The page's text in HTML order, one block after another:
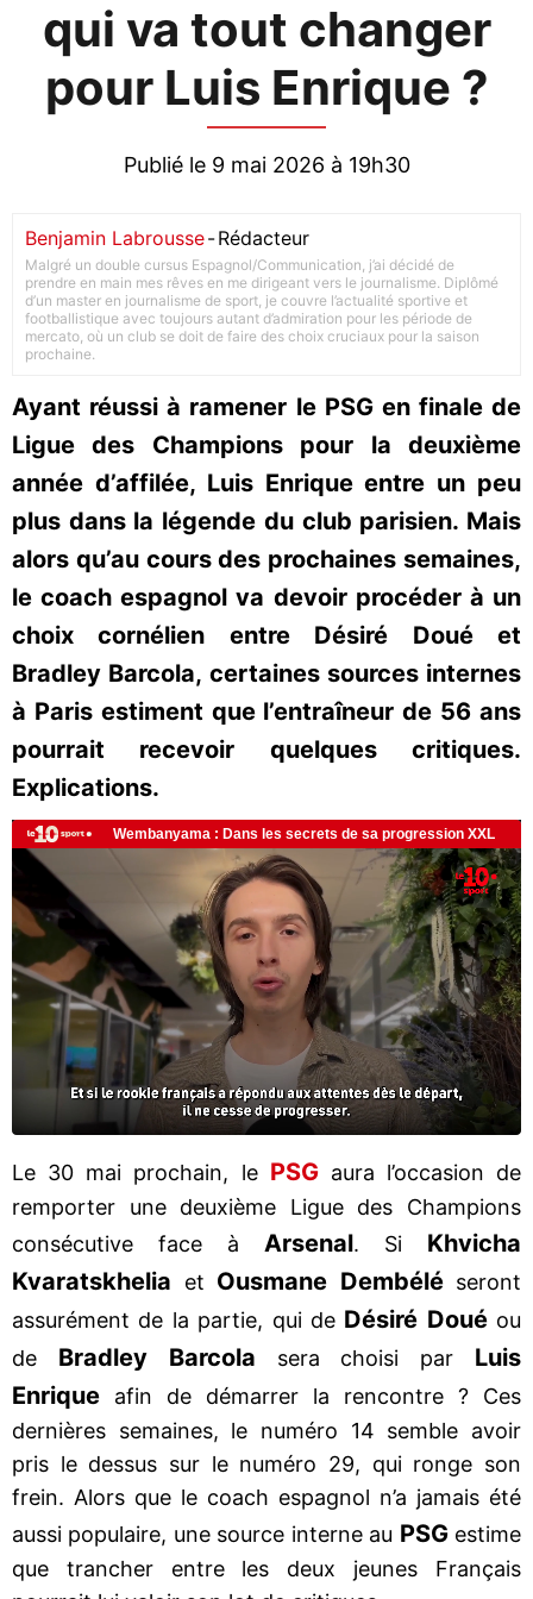
qui va tout changer
pour Luis Enrique ?
Publié le 9 mai 2026 à 19h30
Benjamin Labrousse-Rédacteur
Malgré un double cursus Espagnol/Communication, j’ai décidé de
prendre en main mes rêves en me dirigeant vers le journalisme. Diplômé
d’un master en journalisme de sport, je couvre l’actualité sportive et
footballistique avec toujours autant d’admiration pour les période de
mercato, où un club se doit de faire des choix cruciaux pour la saison
prochaine.
Ayant réussi à ramener le PSG en finale de
Ligue des Champions pour la deuxième
année d’affilée, Luis Enrique entre un peu
plus dans la légende du club parisien. Mais
alors qu’au cours des prochaines semaines,
le coach espagnol va devoir procéder à un
choix cornélien entre Désiré Doué et
Bradley Barcola, certaines sources internes
à Paris estiment que l’entraîneur de 56 ans
pourrait recevoir quelques critiques.
Explications.
Le 30 mai prochain, le PSG aura l’occasion de
remporter une deuxième Ligue des Champions
consécutive face à Arsenal. Si Khvicha
Kvaratskhelia et Ousmane Dembélé seront
assurément de la partie, qui de Désiré Douéou
de Bradley Barcola sera choisi par Luis
Enrique afin de démarrer la rencontre ? Ces
dernières semaines, le numéro 14 semble avoir
pris le dessus sur le numéro 29, qui ronge son
frein. Alors que le coach espagnol n’a jamais été
aussi populaire, une source interne au PSG estime
que trancher entre les deux jeunes Français